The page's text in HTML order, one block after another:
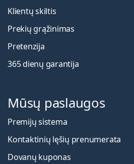
Klientų skiltis
Prekių grąžinimas
Pretenzija
365 dienų garantija
Mūsų paslaugos
Premijų sistema
Kontaktinių lęšių prenumerata
Dovanų kuponas